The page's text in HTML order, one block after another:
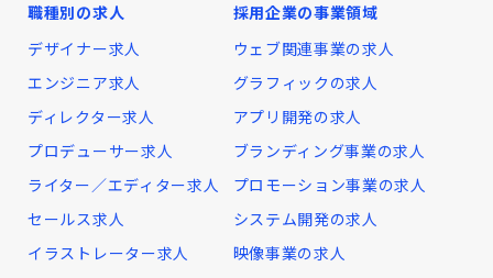
職種別の求人
デザイナー求人
エンジニア求人
ディレクター求人
プロデューサー求人
ライター／エディター求人
セールス求人
イラストレーター求人
採用企業の事業領域
ウェブ関連事業の求人
グラフィックの求人
アプリ開発の求人
ブランディング事業の求人
プロモーション事業の求人
システム開発の求人
映像事業の求人